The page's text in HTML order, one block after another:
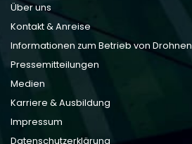
Über uns
Kontakt & Anreise
Informationen zum Betrieb von Drohnen
Pressemitteilungen
Medien
Karriere & Ausbildung
Impressum
Datenschutzerklärung